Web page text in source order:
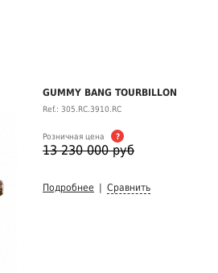
GUMMY BANG TOURBILLON
Ref.: 305.RC.3910.RC
Розничная цена ?
13 230 000 руб
Подробнее Сравнить